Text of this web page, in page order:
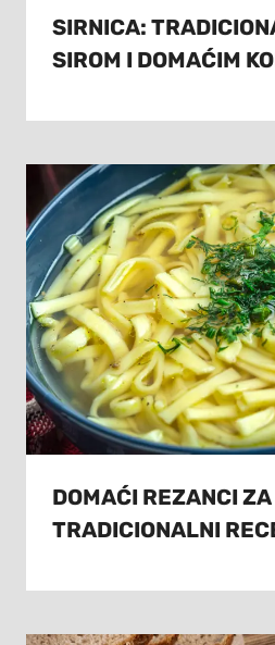
SIRNICA:
SIROM I DOMAĆIM
DOMAĆI REZANCI
TRADICIONALNI